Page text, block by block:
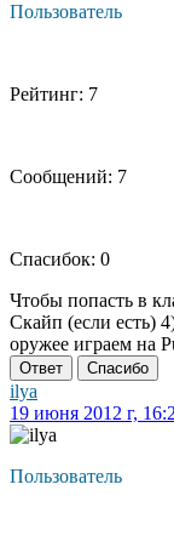
Пользователь
Рейтинг: 7
Сообщений: 7
Спасибок: 0
Чтобы попасть в
Скайп (если есть)
оружее играем на
Ответ Спасибо
ilya
19 июня 2012 г,
Пользователь